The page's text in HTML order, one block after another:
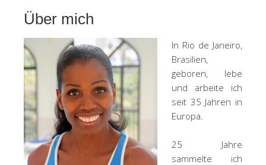
Über mich
In Rio de Janeiro,
Brasilien,
geboren, lebe
und arbeite ich
seit 35 Jahren in
Europa.
25 Jahre
sammelte ich